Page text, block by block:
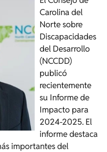
Carolina del
Norte sobre
Discapacidades
del Desarrollo
(NCCDD)
publicó
recientemente
su Informe de
Impacto para
2024-2025. El
informe destaca
importantes del